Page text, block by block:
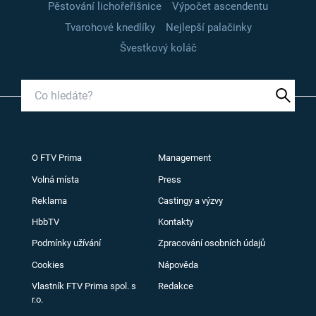
Pěstování lichořeřišnice
Výpočet ascendentu
Tvarohové knedlíky
Nejlepší palačinky
Švestkový koláč
O FTV Prima Management
Volná místa Press
Reklama Castingy a výzvy
HbbTV Kontakty
Podmínky užívání Zpracování osobních údajů
Cookies Nápověda
Vlastník FTV Prima spol. s
r.o.
Redakce